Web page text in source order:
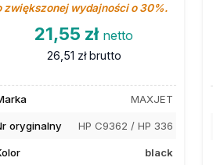
zwiększonej wydajności o 30%.
21,55 zł netto
26,51 zł brutto
MAXJET
oryginalny HP C9362 / HP 336
black